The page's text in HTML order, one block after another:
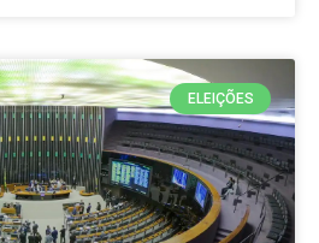
ELEIÇÕES